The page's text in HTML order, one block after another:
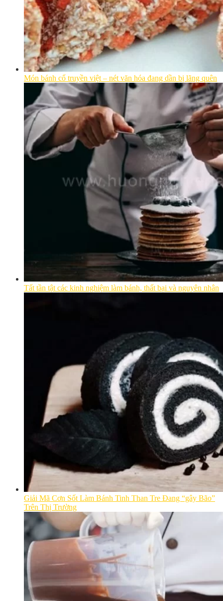
Món bánh cổ truyền việt – nét văn hóa đang dần bị lãng quên
Tất tần tật các kinh nghiệm làm bánh, thất bại và nguyên nhân
Giải Mã Cơn Sốt Làm Bánh Tinh Than Tre Đang “gây Bão”
Trên Thị Trường